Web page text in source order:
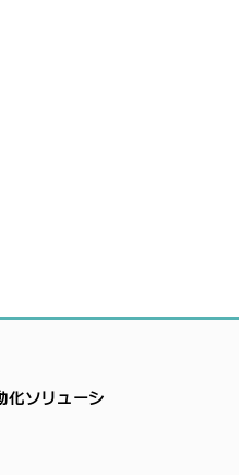
化ソリューシ